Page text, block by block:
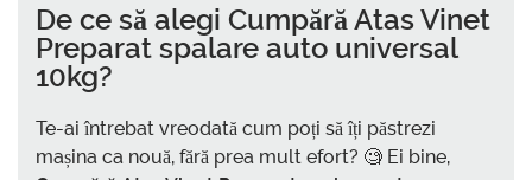
De ce să alegi Cumpără Atas Vinet
Preparat spalare auto universal
10kg?
Te-ai întrebat vreodată cum poți să îți păstrezi
mașina ca nouă, fără prea mult efort? 🧐 Ei bine,